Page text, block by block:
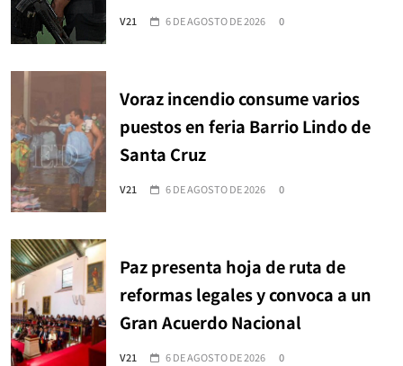
V21 6 DE AGOSTO DE 2026 0
Voraz incendio consume varios
puestos en feria Barrio Lindo de
Santa Cruz
V21 6 DE AGOSTO DE 2026 0
Paz presenta hoja de ruta de
reformas legales y convoca a un
Gran Acuerdo Nacional
V21 6 DE AGOSTO DE 2026 0